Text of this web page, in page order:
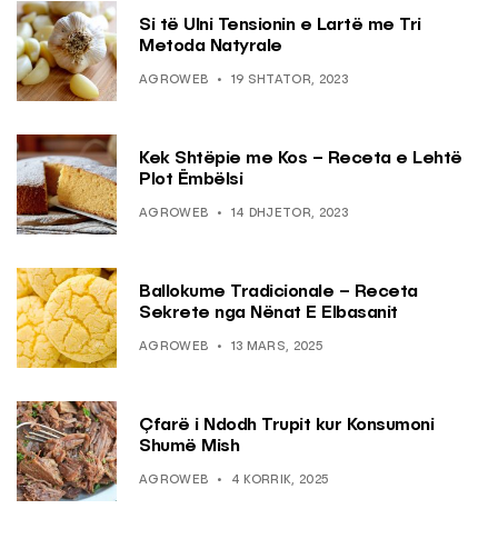
Si të Ulni Tensionin e Lartë me Tri
Metoda Natyrale
AGROWEB 19 SHTATOR, 2023
Kek Shtëpie me Kos – Receta e Lehtë
Plot Ëmbëlsi
AGROWEB 14 DHJETOR, 2023
Ballokume Tradicionale – Receta
Sekrete nga Nënat E Elbasanit
AGROWEB 13 MARS, 2025
Çfarë i Ndodh Trupit kur Konsumoni
Shumë Mish
AGROWEB 4 KORRIK, 2025